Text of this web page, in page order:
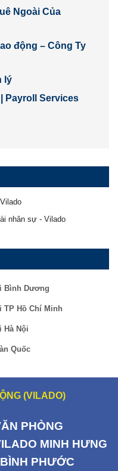
Ngoài Của
động – Công Ty
lý
Payroll Services
nhân sự - Vilado
Bình Dương
TP Hồ Chí Minh
Hà Nội
Quốc
(VILADO)
PHÒNG
MINH HƯNG
PHƯỚC